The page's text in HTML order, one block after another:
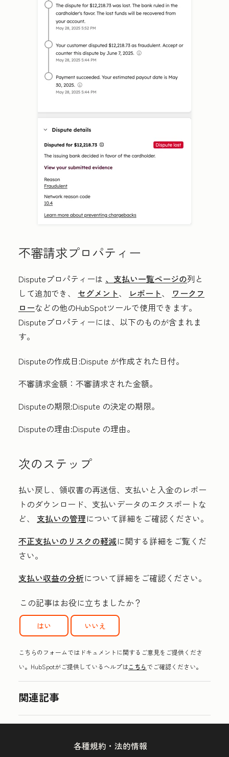
不審請求プロパティー
Disputeプロパティーは 、支払い一覧ページの列と
して追加でき、 セグメント、 レポート、 ワークフ
ローなどの他のHubSpotツールで使用できます。
Disputeプロパティーには、以下のものが含まれま
す。
Disputeの作成日:Dispute が作成された日付。
不審請求金額： 不審請求された金額。
Disputeの期限:Dispute の決定の期限。
Disputeの理由:Dispute の理由。
次のステップ
払い戻し、領収書の再送信、支払いと入金のレポー
トのダウンロード、支払いデータのエクスポートな
ど、 支払いの管理について詳細をご確認ください。
不正支払いのリスクの軽減に関する詳細をご覧くだ
さい。
支払い収益の分析について詳細をご確認ください。
この記事はお役に立ちましたか？
はい いいえ
こちらのフォームではドキュメントに関するご意見をご提供くださ
い。HubSpotがご提供しているヘルプはこちらでご確認ください。
関連記事
各種規約・法的情報